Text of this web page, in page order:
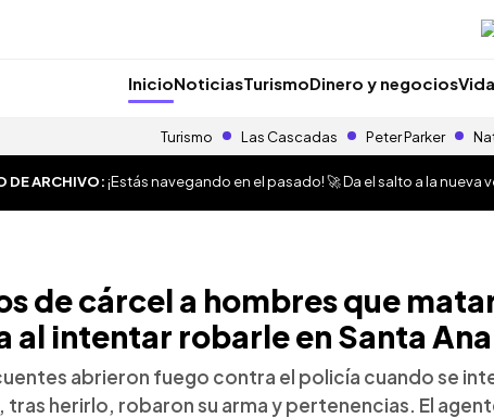
InicioNoticiasTurismoDinero y negociosVida
Turismo Las Cascadas Peter Parker
DE ARCHIVO:¡Estás navegando en el pasado! 🚀 Da el salto a la nueva
de cárcel a hombres que
al intentar robarle en Santa Ana
abrieron fuego contra el policía cuando se
herirlo, robaron su arma y pertenencias. El